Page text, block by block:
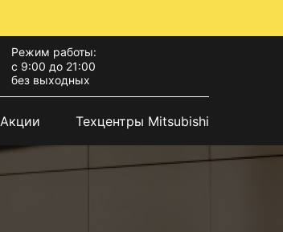
Режим работы:
с 9:00 до 21:00
без выходных
Акции Техцентры Mitsubishi